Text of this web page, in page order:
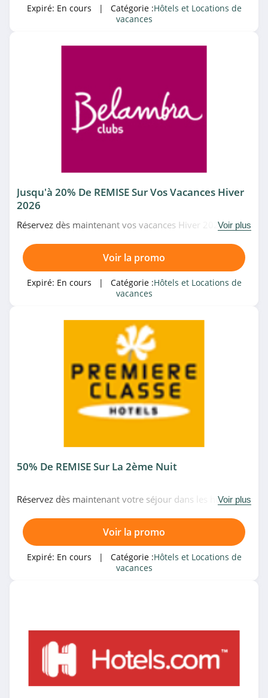
Expiré: En cours | Catégorie :Hôtels et Locations de
vacances
Jusqu'à 20% De REMISE Sur Vos Vacances Hiver
2026
Réservez dès maintenant vos vacances Hiver 2026 et
garanti" chez Belambra. Date limitée!
Voir plus
Voir la promo
Expiré: En cours | Catégorie :Hôtels et Locations de
vacances
50% De REMISE Sur La 2ème Nuit
Réservez dès maintenant votre séjour dans les hôtels
2ème nuit. Profitez-en!
Voir plus
Voir la promo
Expiré: En cours | Catégorie :Hôtels et Locations de
vacances